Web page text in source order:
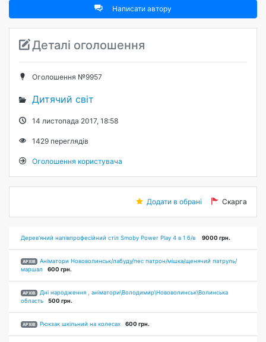
Написати автору
Деталі оголошення
Оголошення №9957
Дитячий світ
14 листопада 2017, 18:58
1429 переглядів
Оголошення користувача
Скарга
Додати в обрані
Дерев'яний напівпрофесійний стіл Smoby Power Play 4 в 1 б/в 9000 грн.
АРХІВ
Аніматори Нововолинськ/лабуду/пес патрон/мішка/щенячий патруль/
маршал
600 грн.
АРХІВ
Дні народження , аніматори\Володимир\Нововолинськ\Волинська
область
500 грн.
АРХІВ Рюкзак шкільний на колесах 600 грн.